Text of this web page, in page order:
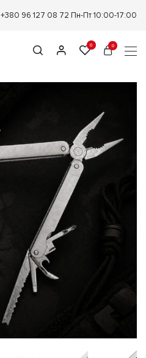
+380 96 127 08 72 Пн-Пт 10:00-17:00
0 0